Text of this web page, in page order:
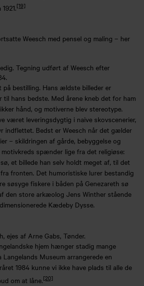
[19]
Weesch med pensel og maling – her
Tegning udført af Weesch efter
på bestilling. Hans ældste billeder er
til hans bedste. Med årene kneb det for ham
hånd, og motiverne blev stereotype.
været leveringsdygtig i naive skovscenerier,
indflettet. Bedst er Weesch når det gælder
– skildringen af gårde, bebyggelse og
motivkreds spænder lige fra det religiøse:
et billede han selv holdt meget af, til det
fronten. Det humoristiske lurer bestandig
søsyge fiskere i båden på Genezareth sø
den store arkæolog Jens Winther stående
Kædeby Dysse.
ejes af Arne Gabs, Tønder.
hjem hænger stadig mange
Langelands Museum arrangerede en
1984 kunne vi ikke have plads til alle de
om at låne.[20]